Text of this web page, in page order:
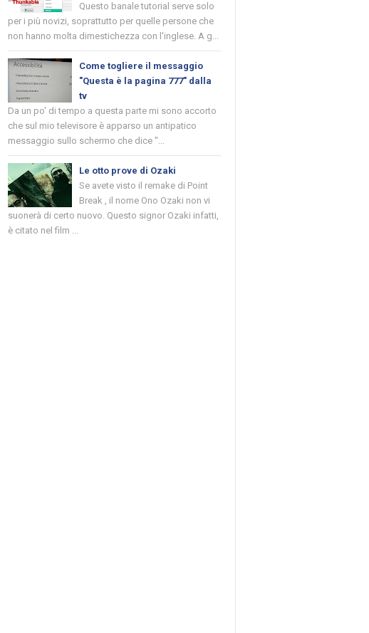
Questo banale tutorial serve solo
per i più novizi, soprattutto per quelle persone che
non hanno molta dimestichezza con l'inglese. A g...
Come togliere il messaggio
"Questa è la pagina 777" dalla
tv
Da un po' di tempo a questa parte mi sono accorto
che sul mio televisore è apparso un antipatico
messaggio sullo schermo che dice "...
Le otto prove di Ozaki
Se avete visto il remake di Point
Break , il nome Ono Ozaki non vi
suonerà di certo nuovo. Questo signor Ozaki infatti,
è citato nel film ...